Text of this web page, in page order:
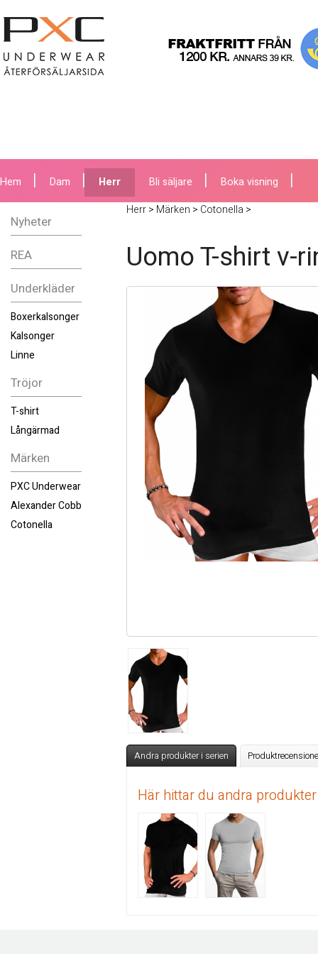
Hem Dam Herr Bli säljare Boka visning
Nyheter
REA
Underkläder
Boxerkalsonger
Kalsonger
Linne
Tröjor
T-shirt
Långärmad
Märken
PXC Underwear
Alexander Cobb
Cotonella
Herr> Märken > Cotonella >
Uomo T-shirt v-
Andra produkter i serien
Här hittar du andra